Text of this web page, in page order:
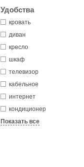
Удобства
кровать
диван
кресло
шкаф
телевизор
кабельное
интернет
кондиционер
Показать все